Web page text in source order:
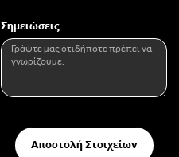
Σημειώσεις
Αποστολή Στοιχείων